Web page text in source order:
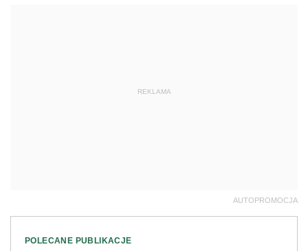
REKLAMA
AUTOPROMOCJA
POLECANE PUBLIKACJE